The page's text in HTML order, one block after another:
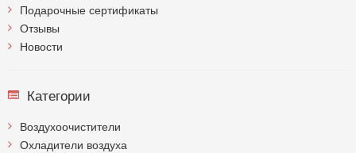
Подарочные сертификаты
Отзывы
Новости
Категории
Воздухоочистители
Охладители воздуха